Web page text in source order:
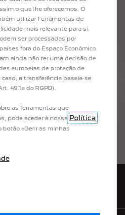
SERVIÇOS
do seu veículo
estas tecnologias e
SOS & Assistance,
e Zonas de Perigo,
de condução diária.
SAIBA MAIS
o que lhe oferecemos. O
utilizar Ferramentas de
mais relevante para si.
ser processadas por
fora do Espaço Económico
ainda não ter uma decisão de
europeias de proteção de
a transferência baseia-se
49.1a do RGPD).
as ferramentas que
pode aceder à nossa Política
botão «Gerir as minhas